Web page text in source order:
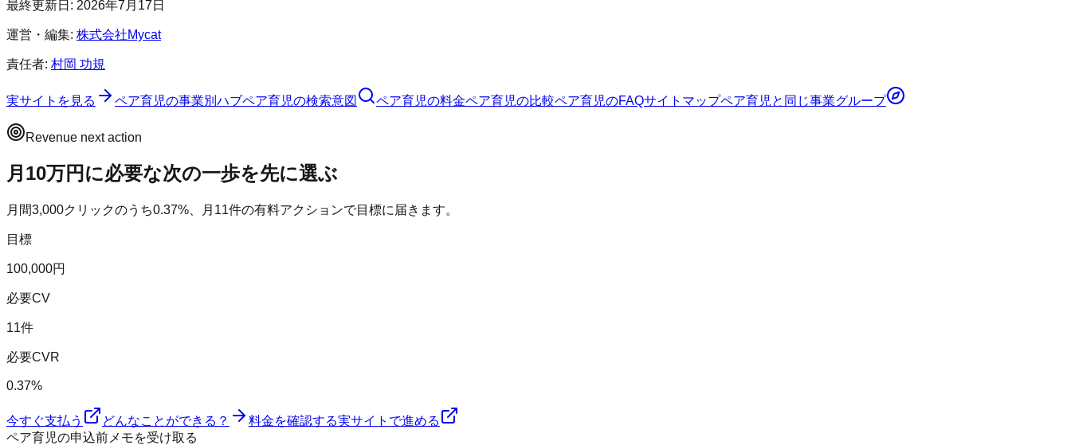
最終更新日: 2026年7月17日
運営・編集: 株式会社Mycat
責任者: 村岡 功規
実サイトを見る ペア育児の事業別ハブペア育児の検索意図 ペア育児の料金ペア育児の比較ペア育児のFAQサイトマップペア育児 と同じ事業グループ
Revenue next action
月10万円に必要な次の一歩を先に選ぶ
月間3,000クリックのうち0.37%、月 11件の有料アクションで目標に届きます。
目標
100,000円
必要CV
11件
必要CVR
0.37%
今すぐ支払う どんなことができる？ 料金を確認する実サイトで進める
ペア育児の申込前メモを受け取る